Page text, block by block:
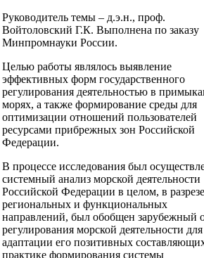
Руководитель темы – д.э.н., проф.
Войтоловский Г.К. Выполнена по заказу
Минпромнауки России.
Целью работы являлось выявление
эффективных форм государственного
регулирования деятельностью в
морях, а также формирование среды для
оптимизации отношений пользователей
ресурсами прибрежных зон Российской
Федерации.
В процессе исследования был
системный анализ морской деятельности
Российской Федерации в целом, в
региональных и функциональных
направлений, был обобщен зарубежный
регулирования морской деятельности для
адаптации его позитивных
практике формирования системы